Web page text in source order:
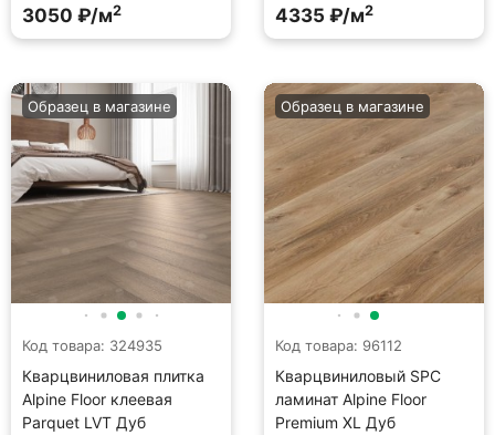
3050 ₽/м2 4335 ₽/м2
Код товара: 324935
Кварцвиниловая плитка
Alpine Floor клеевая
Parquet LVT Дуб
Образец в магазине
Код товара: 96112
Кварцвиниловый SPC
ламинат Alpine Floor
Premium XL Дуб
Образец в магазине